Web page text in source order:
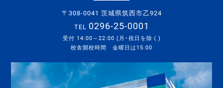
〒308-0041 茨城県筑西市乙924
TEL 0296-25-0001
受付 14:00～22:00 (月･祝日を除く)
校舎開校時間 金曜日は15:00